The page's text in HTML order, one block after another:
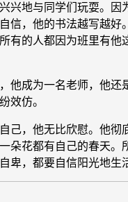
兴地与同学们玩耍。因
信，他的书法越写越好
有的人都因为班里有他
成为一名老师，他还
效仿。
，他无比欣慰。他彻
朵花都有自己的春天。
卑，都要自信阳光地生